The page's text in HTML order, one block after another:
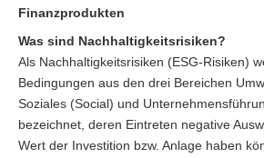
Finanzprodukten
Was sind Nachhaltigkeitsrisiken?
Als Nachhaltigkeitsrisiken (ESG-Risiken)
Bedingungen aus den drei Bereichen
Soziales (Social) und
bezeichnet, deren Eintreten negative
Wert der Investition bzw. Anlage haben